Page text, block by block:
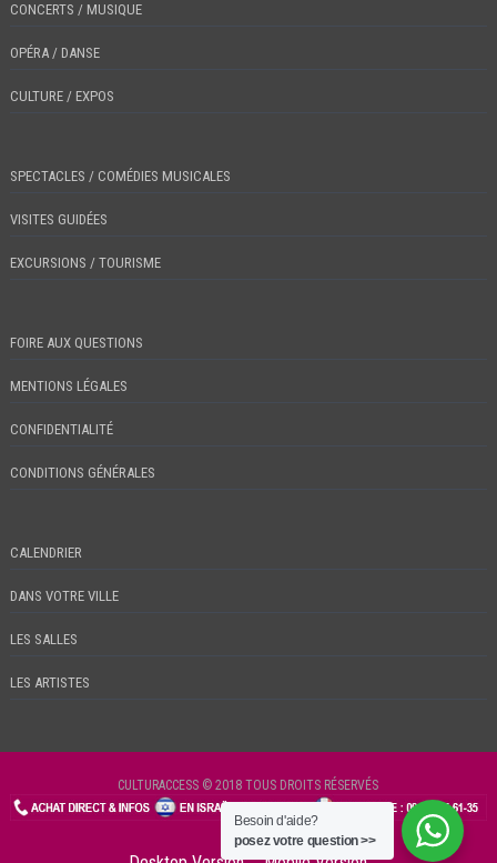
CONCERTS / MUSIQUE
OPÉRA / DANSE
CULTURE / EXPOS
SPECTACLES / COMÉDIES MUSICALES
VISITES GUIDÉES
EXCURSIONS / TOURISME
FOIRE AUX QUESTIONS
MENTIONS LÉGALES
CONFIDENTIALITÉ
CONDITIONS GÉNÉRALES
CALENDRIER
DANS VOTRE VILLE
LES SALLES
LES ARTISTES
CULTURACCESS © 2018 TOUS DROITS RÉSERVÉS
CHECKIN
Besoin d'aide?
posez votre question >>